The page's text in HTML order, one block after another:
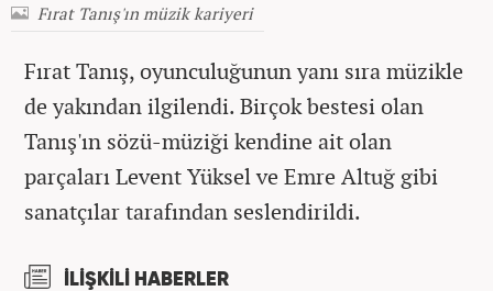
Fırat Tanış'ın müzik kariyeri
Fırat Tanış, oyunculuğunun yanı sıra müzikle
de yakından ilgilendi. Birçok bestesi olan
Tanış'ın sözü-müziği kendine ait olan
parçaları Levent Yüksel ve Emre Altuğ gibi
sanatçılar tarafından seslendirildi.
İLİŞKİLİ HABERLER